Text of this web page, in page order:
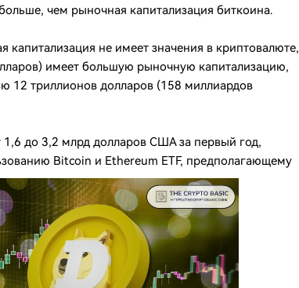
чем рыночная капитализация биткоина.
не имеет значения в криптовалюте,
имеет большую рыночную капитализацию,
12 триллионов долларов (158 миллиардов
1,6 до 3,2 млрд долларов США за первый год,
Bitcoin и Ethereum ETF, предполагающему